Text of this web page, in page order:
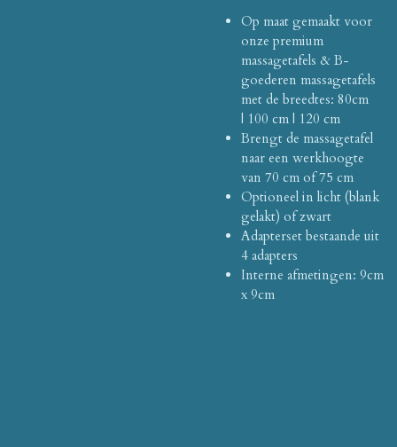
Op maat gemaakt voor
onze premium
massagetafels & B-
goederen massagetafels
met de breedtes: 80cm
| 100 cm | 120 cm
Brengt de massagetafel
naar een werkhoogte
van 70 cm of 75 cm
Optioneel in licht (blank
gelakt) of zwart
Adapterset bestaande uit
4 adapters
Interne afmetingen: 9cm
x 9cm